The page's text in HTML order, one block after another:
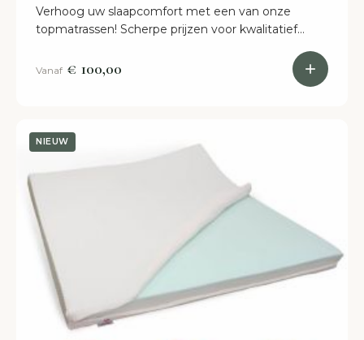
Verhoog uw slaapcomfort met een van onze
topmatrassen! Scherpe prijzen voor kwalitatief
onze showroom in Etten-Leur.
Vanaf € 100,00
NIEUW